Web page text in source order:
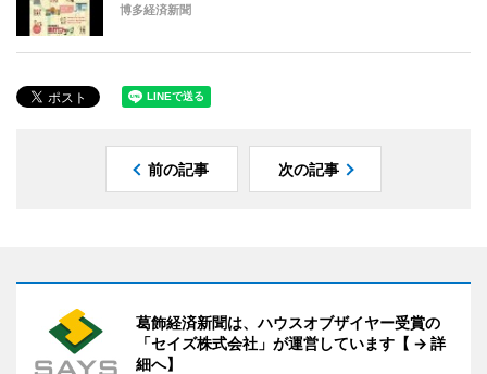
博多経済新聞
前の記事 次の記事
葛飾経済新聞は、ハウスオブザイヤー受賞の
「セイズ株式会社」が運営しています【 → 詳
細へ】